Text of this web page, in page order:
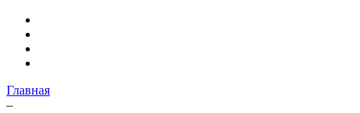
Главная
–